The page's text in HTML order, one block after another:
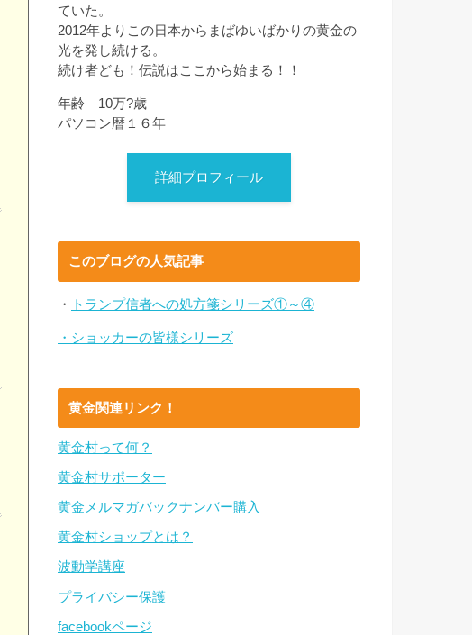
ていた。
2012年よりこの日本からまばゆいばかりの黄金の
光を発し続ける。
続け者ども！伝説はここから始まる！！
年齢 10万?歳
パソコン暦１６年
詳細プロフィール
このブログの人気記事
・ トランプ信者への処方箋シリーズ①～④
・ショッカーの皆様シリーズ
黄金関連リンク！
黄金村って何？
黄金村サポーター
黄金メルマガバックナンバー購入
黄金村ショップとは？
波動学講座
プライバシー保護
facebookページ